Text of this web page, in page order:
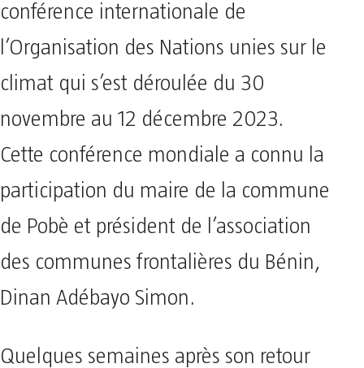
conférence internationale de
l’Organisation des Nations unies sur le
climat qui s’est déroulée du 30
novembre au 12 décembre 2023.
Cette conférence mondiale a connu la
participation du maire de la commune
de Pobè et président de l’association
des communes frontalières du Bénin,
Dinan Adébayo Simon.
Quelques semaines après son retour